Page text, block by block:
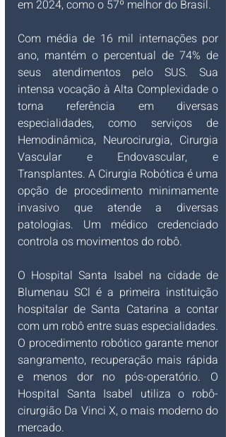
em 2024, como o 57º melhor do Brasil.
Com média de 16 mil internações por
ano, mantém o percentual de 74% de
seus atendimentos pelo SUS. Sua
intensa vocação à Alta Complexidade o
torna
referência em diversas
especialidades, como serviços de
Hemodinâmica, Neurocirurgia, Cirurgia
Vascular e Endovascular, e
Transplantes. A Cirurgia Robótica é uma
opção de procedimento minimamente
invasivo que atende a diversas
patologias. Um médico credenciado
controla os movimentos do robô.
O Hospital Santa Isabel na cidade de
Blumenau SCl é a primeira instituição
hospitalar de Santa Catarina a contar
com um robô entre suas especialidades.
O procedimento robótico garante menor
sangramento, recuperação mais rápida
e menos dor no pós-operatório. O
Hospital Santa Isabel utiliza o robô-
cirurgião Da Vinci X, o mais moderno do
mercado.​​